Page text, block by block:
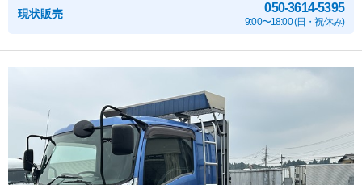
現状販売 050-3614-5395
9:00〜18:00 (日・祝休み)